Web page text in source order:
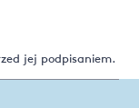
jej podpisaniem.